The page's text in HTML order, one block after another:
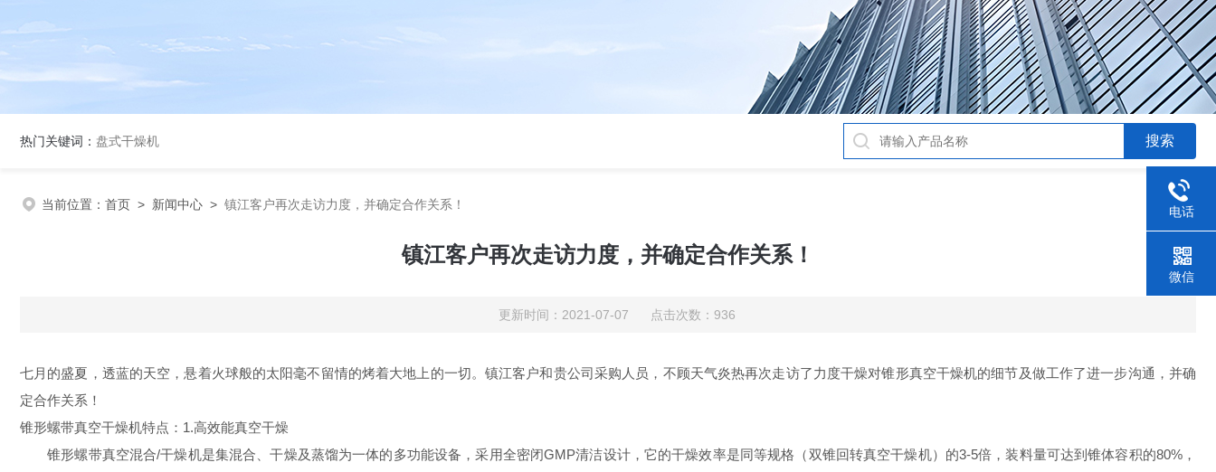
热门关键词： 盘式干燥机
当前位置： 首页 > 新闻中心 > 镇江客户再次走访力度，并确定合作关系！
镇江客户再次走访力度，并确定合作关系！
更新时间：2021-07-07 点击次数：936
七月的盛夏，透蓝的天空，悬着火球般的太阳毫不留情的烤着大地上的一切。镇江客户和贵公司采购人员，不顾天气炎热再次走访了力度干燥对锥形真空干燥机的细节及做工作了进一步沟通，并确
定合作关系！
锥形螺带真空干燥机特点：1.高效能真空干燥
锥形螺带真空混合/干燥机是集混合、干燥及蒸馏为一体的多功能设备，采用全密闭GMP清洁设计，它的干燥效率是同等规格（双锥回转真空干燥机）的3-5倍，装料量可达到锥体容积的80%，
电话
微信